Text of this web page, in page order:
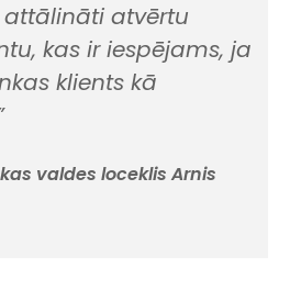
atvērtu
kas ir iespējams, ja
klients kā
valdes loceklis Arnis